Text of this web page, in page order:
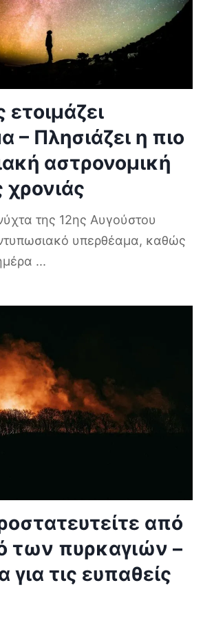
– Πλησιάζει η πιο
αστρονομική
χρονιάς
της 12ης Αυγούστου
υπερθέαμα, καθώς
...
από
των πυρκαγιών –
για τις ευπαθείς